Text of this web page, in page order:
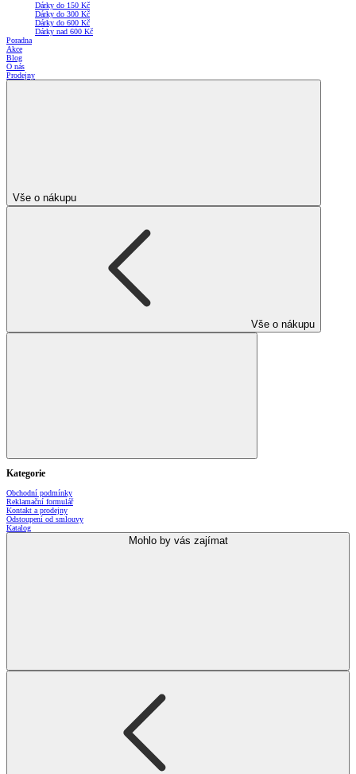
Dárky do 150 Kč
Dárky do 300 Kč
Dárky do 600 Kč
Dárky nad 600 Kč
Poradna
Akce
Blog
O nás
Prodejny
Vše o nákupu
Vše o nákupu
Kategorie
Obchodní podmínky
Reklamační formulář
Kontakt a prodejny
Odstoupení od smlouvy
Katalog
Mohlo by vás zajímat